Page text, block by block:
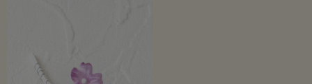
その他のアートフラワーパーツはこちらから>>